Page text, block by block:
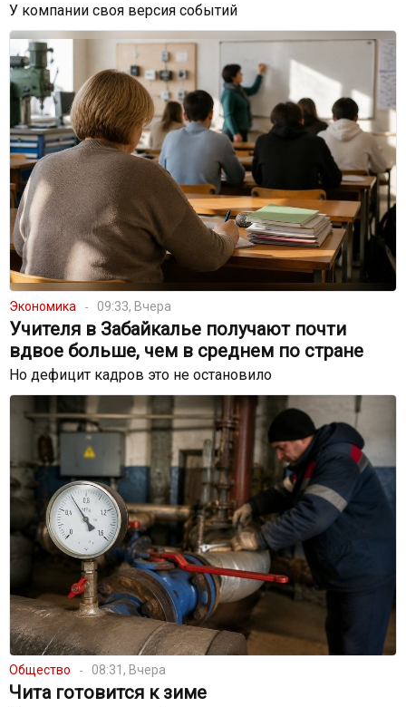
У компании своя версия событий
Экономика 09:33, Вчера
Учителя в Забайкалье получают почти
вдвое больше, чем в среднем по стране
Но дефицит кадров это не остановило
Общество 08:31, Вчера
Чита готовится к зиме